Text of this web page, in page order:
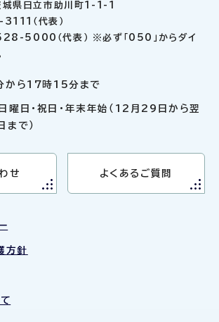
県日立市助川町1-1-1
（代表）
5000（代表） ※必ず「050」からダイ
から17時15分まで
曜日・祝日・年末年始（12月29日から翌
で）
せ よくあるご質問
方針